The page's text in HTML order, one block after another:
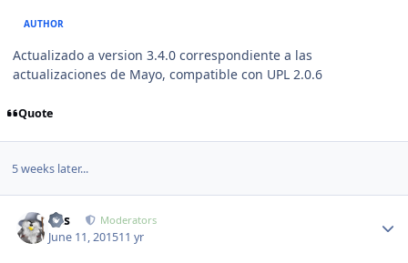
AUTHOR
Actualizado a version 3.4.0 correspondiente a las
actualizaciones de Mayo, compatible con UPL 2.0.6
Quote
5 weeks later...
luis Moderators
June 11, 201511 yr